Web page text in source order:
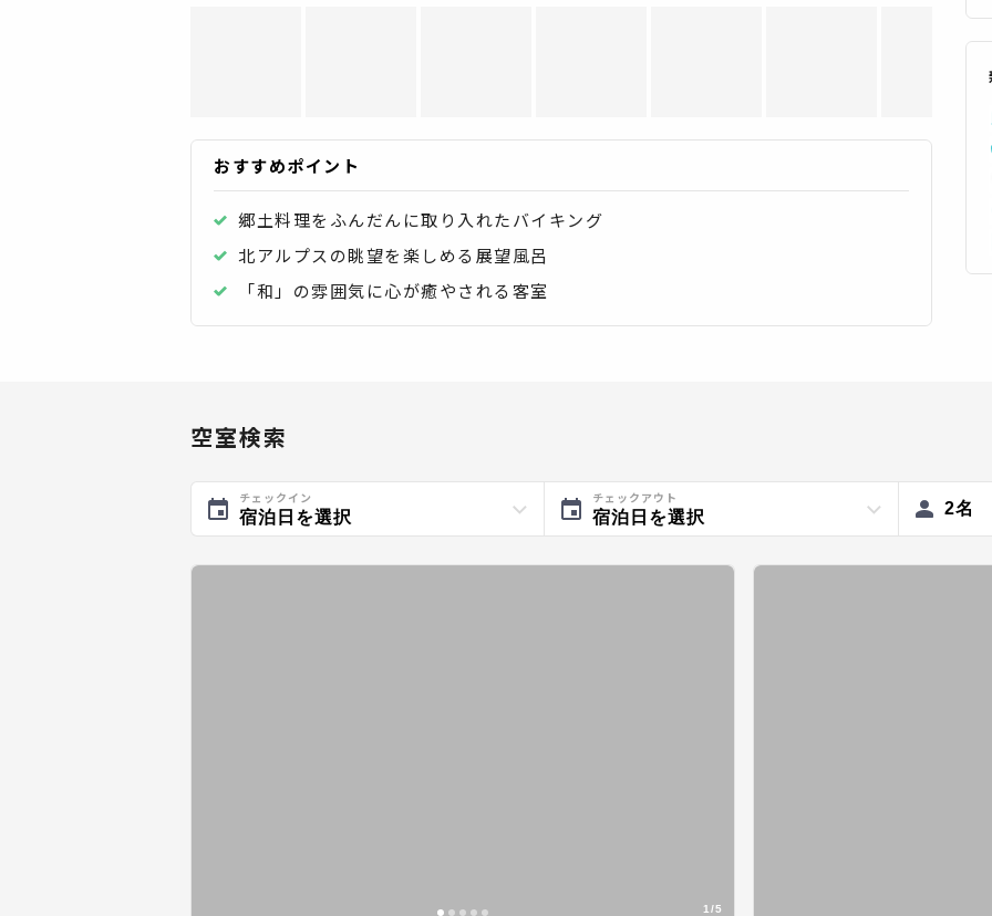
おすすめポイント
郷土料理をふんだんに取り入れたバイキング
北アルプスの眺望を楽しめる展望風呂
「和」の雰囲気に心が癒やされる客室
空室検索
チェックイン
宿泊日を選択
チェックアウト
宿泊日を選択 2名
1/5